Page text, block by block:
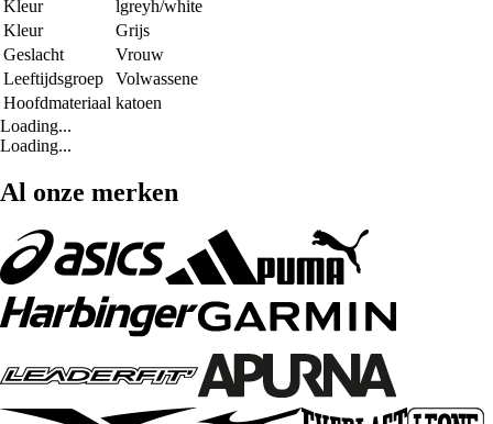
Kleur
lgreyh/white
Kleur
Grijs
Geslacht
Vrouw
Leeftijdsgroep
Volwassene
Hoofdmateriaal katoen
Loading...
Loading...
Al onze merken